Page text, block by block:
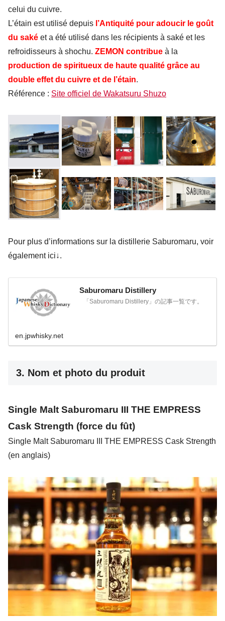
celui du cuivre.
L’étain est utilisé depuis l’Antiquité pour adoucir le goût
du saké et a été utilisé dans les récipients à saké et les
refroidisseurs à shochu. ZEMON contribue à la
production de spiritueux de haute qualité grâce au
double effet du cuivre et de l’étain.
Référence : Site officiel de Wakatsuru Shuzo
Pour plus d’informations sur la distillerie Saburomaru, voir
également ici↓.
Saburomaru Distillery
「Saburomaru Distillery」の記事一覧です。
en.jpwhisky.net
3. Nom et photo du produit
Single Malt Saburomaru III THE EMPRESS
Cask Strength (force du fût)
Single Malt Saburomaru III THE EMPRESS Cask Strength
(en anglais)